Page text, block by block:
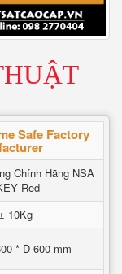
Safe Factory
Chính Hãng NSA
Red
10Kg
* D 600 mm